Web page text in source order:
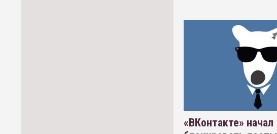
«ВКонтакте» начал